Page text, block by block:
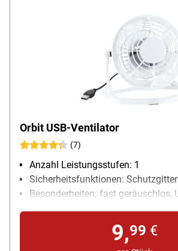
Orbit USB-Ventilator
(7)
Anzahl Leistungsstufen: 1
Sicherheitsfunktionen: Schutzgitter
Besonderheiten: fast geräuschlos,
9,99 €